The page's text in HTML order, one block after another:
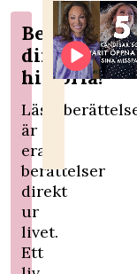
Berätta
din
historia!
är
era
berättelser
direkt
ur
livet.
Ett